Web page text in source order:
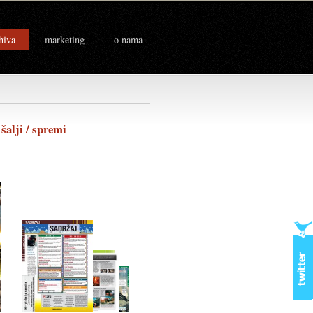
marketing o nama